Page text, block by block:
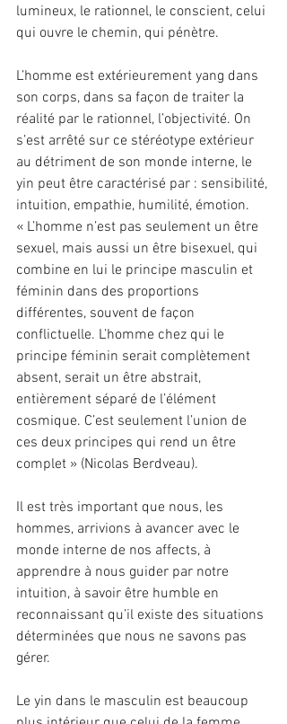
lumineux, le rationnel, le conscient, celui
qui ouvre le chemin, qui pénètre.
L’homme est extérieurement yang dans
son corps, dans sa façon de traiter la
réalité par le rationnel, l’objectivité. On
s’est arrêté sur ce stéréotype extérieur
au détriment de son monde interne, le
yin peut être caractérisé par : sensibilité,
intuition, empathie, humilité, émotion.
« L’homme n’est pas seulement un être
sexuel, mais aussi un être bisexuel, qui
combine en lui le principe masculin et
féminin dans des proportions
différentes, souvent de façon
conflictuelle. L’homme chez qui le
principe féminin serait complètement
absent, serait un être abstrait,
entièrement séparé de l’élément
cosmique. C’est seulement l’union de
ces deux principes qui rend un être
complet » (Nicolas Berdveau).
Il est très important que nous, les
hommes, arrivions à avancer avec le
monde interne de nos affects, à
apprendre à nous guider par notre
intuition, à savoir être humble en
reconnaissant qu’il existe des situations
déterminées que nous ne savons pas
gérer.
Le yin dans le masculin est beaucoup